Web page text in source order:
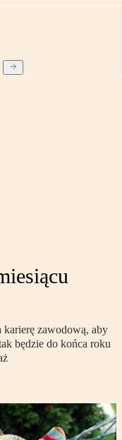
karierę zawodową, aby
będzie do końca roku